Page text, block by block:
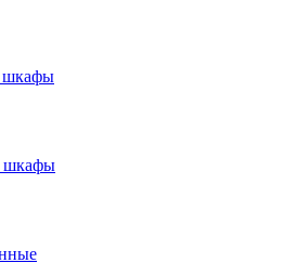
шкафы
шкафы